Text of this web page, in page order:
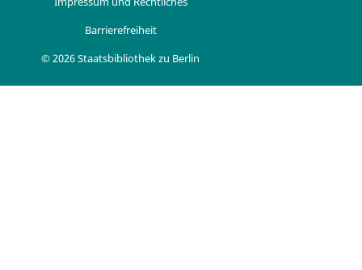
Barrierefreiheit
© 2026 Staatsbibliothek zu Berlin